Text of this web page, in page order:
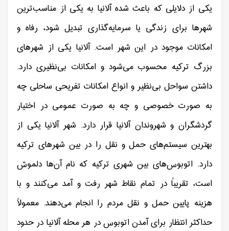
یکی از دلایلی که باعث شده آلانیا به یکی از مناسب‌ترین
شهرها برای زندگی یا سرمایه‌گذاری تبدیل شود، رفاه و
امکانات موجود در این شهر است. آلانیا یکی از شهرهای
بزرگ ترکیه محسوب می‌شود و امکانات بی‌نظیری دارد.
داشتن سواحل بی‌نظیر و انواع امکانات تفریحی ساحلی چه
به صورت خصوصی و چه به صورت عمومی در اختیار
گردشگران و شهروندان آلانیا قرار دارد. شهر آلانیا یکی از
بهترین سیستم‌های حمل و نقل را در بین شهرهای ترکیه
دارد. اتوبوس‌های بین شهری ترکیه که نام آن‌ها دلموش
است، تقریباً در تمام نقاط شهر رفت و آمد می‌کنند و با
هزینه پایین حمل و نقل مردم را انجام می‌دهند. معمولاً
حداکثر انتظار برای آمدن اتوبوس در هر محله آلانیا در حدود